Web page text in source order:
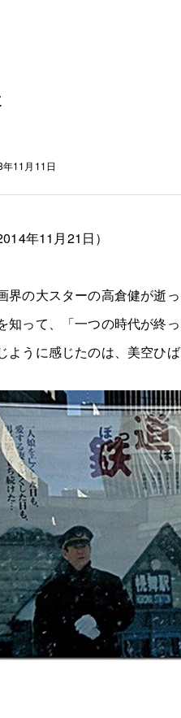
11月11日
年11月21日）
界の大スターの高倉健が逝っ
知って、「一つの時代が終
ように感じたのは、美空ひ